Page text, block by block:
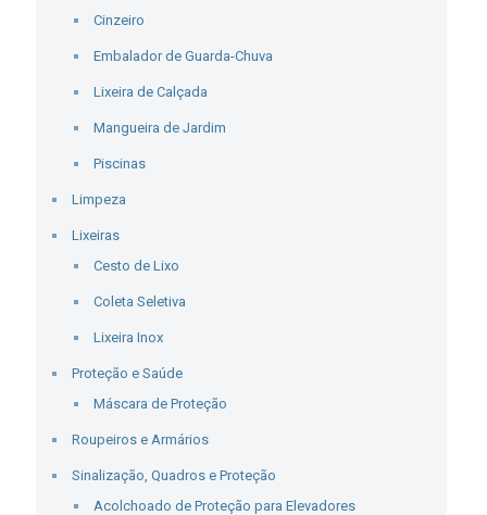
Cinzeiro
Embalador de Guarda-Chuva
Lixeira de Calçada
Mangueira de Jardim
Piscinas
Limpeza
Lixeiras
Cesto de Lixo
Coleta Seletiva
Lixeira Inox
Proteção e Saúde
Máscara de Proteção
Roupeiros e Armários
Sinalização, Quadros e Proteção
Acolchoado de Proteção para Elevadores